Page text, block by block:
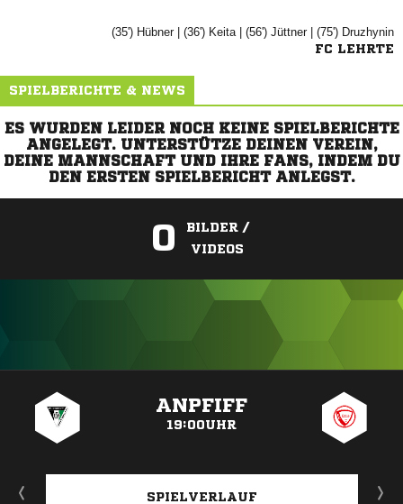
(35') | (36') | (56') | (75') 
FC LEHRTE
SPIELBERICHTE & NEWS
ES WURDEN LEIDER NOCH KEINE SPIELBERICHTE
ANGELEGT. UNTERSTÜTZE DEINEN VEREIN,
DEINE MANNSCHAFT UND IHRE FANS, INDEM DU
DEN ERSTEN SPIELBERICHT ANLEGST.
0
BILDER /
VIDEOS
ANPFIFF
19:00UHR
SPIELVERLAUF